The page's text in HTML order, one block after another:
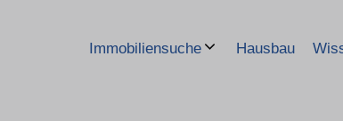
Immobiliensuche Hausbau